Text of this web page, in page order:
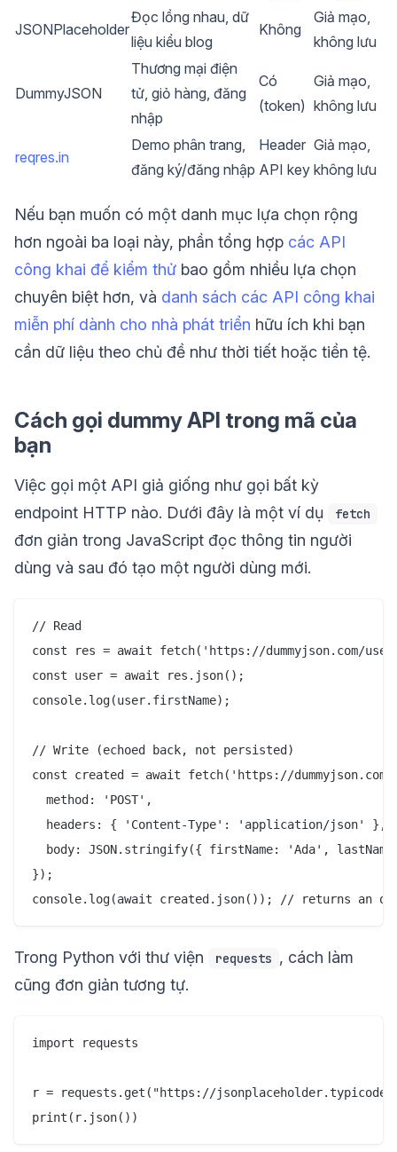
JSONPlaceholder
Đọc lồng nhau, dữ
liệu kiểu blog
Không
Giả mạo,
không lưu
DummyJSON
Thương mại điện
tử, giỏ hàng, đăng
nhập
Có
(token)
Giả mạo,
không lưu
reqres.in
Demo phân trang,
đăng ký/đăng nhập
Header
API key
Giả mạo,
không lưu
Nếu bạn muốn có một danh mục lựa chọn rộng
hơn ngoài ba loại này, phần tổng hợp các API
công khai để kiểm thử bao gồm nhiều lựa chọn
chuyên biệt hơn, và danh sách các API công khai
miễn phí dành cho nhà phát triển hữu ích khi bạn
cần dữ liệu theo chủ đề như thời tiết hoặc tiền tệ.
Cách gọi dummy API trong mã của
bạn
Việc gọi một API giả giống như gọi bất kỳ
endpoint HTTP nào. Dưới đây là một ví dụ
fetch
đơn giản trong JavaScript đọc thông tin người
dùng và sau đó tạo một người dùng mới.
// Read
const res = await fetch('https://dummyjson.com/
const user = await res.json();
console.log(user.firstName);
// Write (echoed back, not persisted)
const created = await fetch('https://
  method: 'POST',
  headers: { 'Content-Type': 'application/json' },
body: JSON.stringify({ firstName: 'Ada',
});
Trong Python với thư viện requests , cách làm
cũng đơn giản tương tự.
import requests
r = requests.get("https://